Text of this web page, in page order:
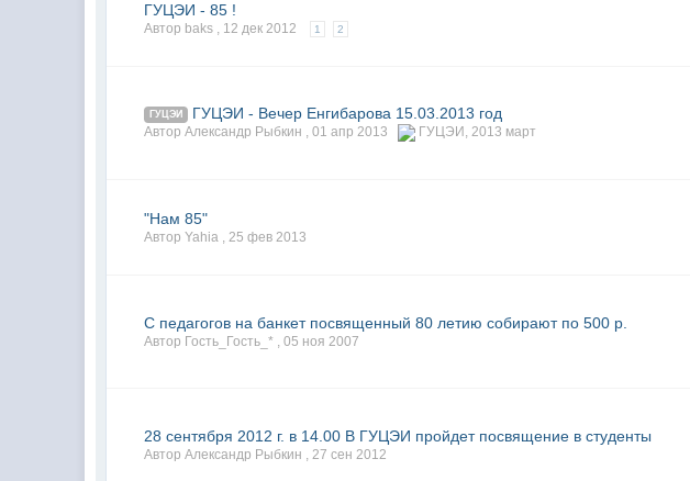
ГУЦЭИ - 85 !
Автор baks , 12 дек 2012 1 2
ГУЦЭИ ГУЦЭИ - Вечер Енгибарова 15.03.2013 год
Автор Александр Рыбкин ,01 апр 2013 ГУЦЭИ ,2013 март
"Нам 85"
Автор Yahia ,25 фев 2013
С педагогов на банкет посвященный 80 летию собирают по 500 р.
Автор Гость_Гость_* ,05 ноя 2007
28 сентября 2012 г. в 14.00 В ГУЦЭИ пройдет посвящение в студенты
Автор Александр Рыбкин ,27 сен 2012